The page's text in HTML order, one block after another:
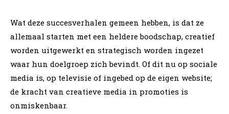
Wat deze succesverhalen gemeen hebben, is dat ze
allemaal starten met een heldere boodschap, creatief
worden uitgewerkt en strategisch worden ingezet
waar hun doelgroep zich bevindt. Of dit nu op sociale
media is, op televisie of ingebed op de eigen website;
de kracht van creatieve media in promoties is
onmiskenbaar.